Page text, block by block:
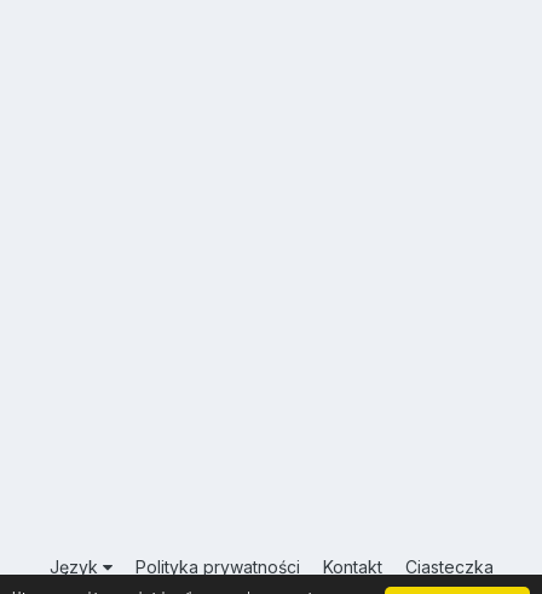
Język Polityka prywatności Kontakt Ciasteczka